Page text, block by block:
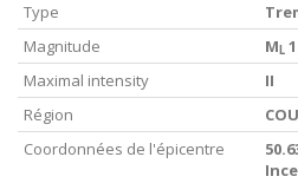
Type
Magnitude
M L
Maximal intensity
II
Région
Coordonnées de l'épicentre